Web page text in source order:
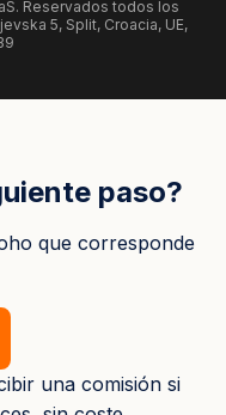
Reservados todos los
5, Split, Croacia, UE,
paso?
que corresponde
una comisión si